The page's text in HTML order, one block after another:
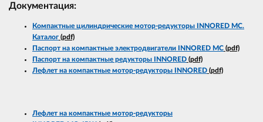
Документация:
Компактные цилиндрические мотор-редукторы INNORED MC.
Каталог (pdf)
Паспорт на компактные электродвигатели INNORED MC (pdf)
Паспорт на компактные редукторы INNORED (pdf)
Лефлет на компактные мотор-редукторы INNORED (pdf)
Лефлет на компактные мотор-редукторы